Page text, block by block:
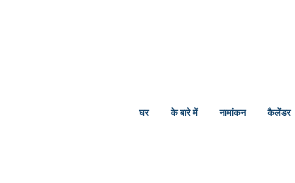
घर के बारे में नामांकन कैलेंडर